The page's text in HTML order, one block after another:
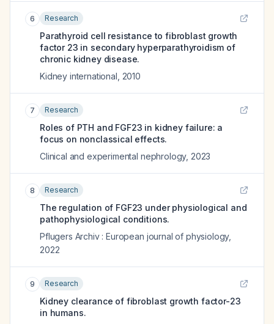
6 Research
Parathyroid cell resistance to fibroblast growth
factor 23 in secondary hyperparathyroidism of
chronic kidney disease.
Kidney international 2010
7 Research
Roles of PTH and FGF23 in kidney failure: a
focus on nonclassical effects.
Clinical and experimental nephrology, 2023
8 Research
The regulation of FGF23 under physiological and
pathophysiological conditions.
Pflugers Archiv : European journal of physiology,
2022
9 Research
Kidney clearance of fibroblast growth factor-23
in humans.